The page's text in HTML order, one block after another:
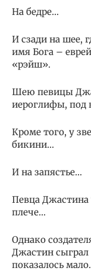
На бедре…
И сзади на шее,
имя Бога –
«рэйш».
Шею певицы
иероглифы, под
Кроме того, у
бикини…
И на запястье…
Певца Джастина
плече…
Однако
Джастин сыграл
показалось мало.